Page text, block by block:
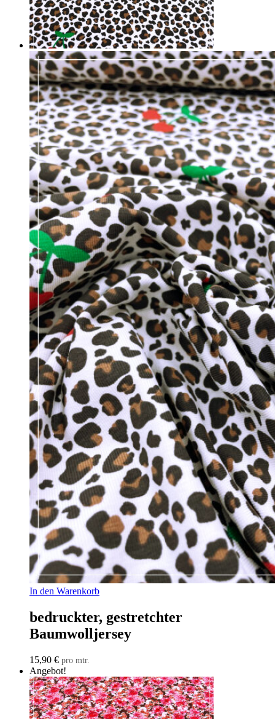
In den Warenkorb
bedruckter, gestretchter
Baumwolljersey
15,90 € pro mtr.
Angebot!